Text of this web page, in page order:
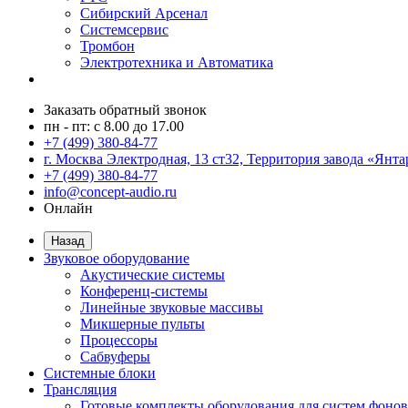
Сибирский Арсенал
Системсервис
Тромбон
Электротехника и Автоматика
Заказать обратный звонок
пн - пт: с 8.00 до 17.00
+7 (499) 380-84-77
г. Москва Электродная, 13 ст32, Территория завода
+7 (499) 380-84-77
info@concept-audio.ru
Онлайн
Назад
Звуковое оборудование
Акустические системы
Конференц-системы
Линейные звуковые массивы
Микшерные пульты
Процессоры
Сабвуферы
Системные блоки
Трансляция